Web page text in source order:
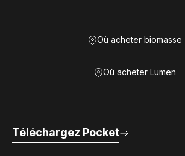
Où acheter biomasse
Où acheter Lumen
Téléchargez Pocket